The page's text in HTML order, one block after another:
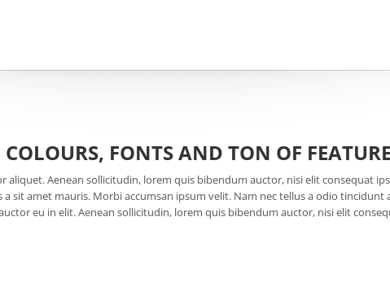
FONTS AND TON OF
aliquet. Aenean sollicitudin, lorem quis bibendum auctor, nisi elit consequat
sit amet mauris. Morbi accumsan ipsum velit. Nam nec tellus a odio tincidunt
eu in elit. Aenean sollicitudin, lorem quis bibendum auctor, nisi elit